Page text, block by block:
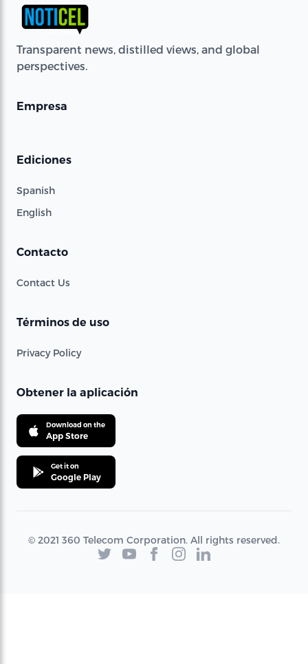
Transparent news, distilled views, and global
perspectives.
Empresa
Ediciones
Spanish
English
Contacto
Contact Us
Términos de uso
Privacy Policy
Obtener la aplicación
Download on the
App Store
Get it on
Google Play
© 2021 360 Telecom Corporation. All rights reserved.